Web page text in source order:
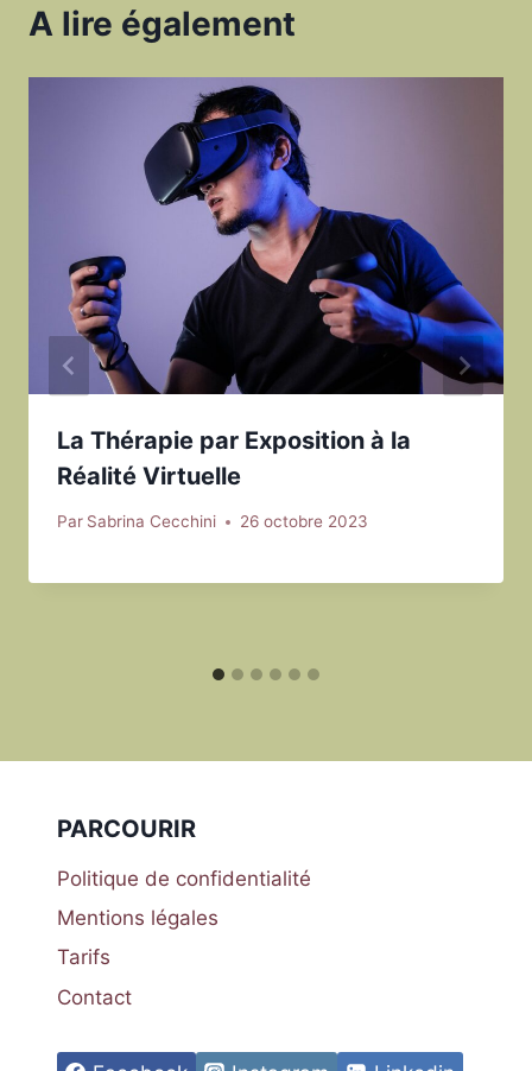
A lire également
La Thérapie par Exposition à la
Réalité Virtuelle
Par Sabrina Cecchini 26 octobre 2023
PARCOURIR
Politique de confidentialité
Mentions légales
Tarifs
Contact